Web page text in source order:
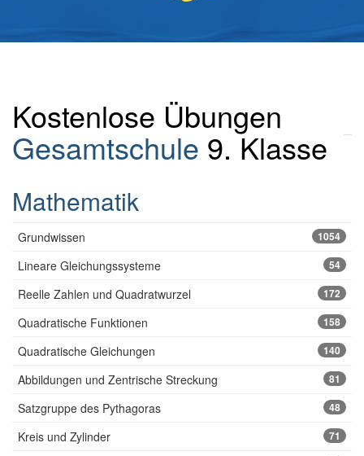
Kostenlose Übungen
Gesamtschule 9. Klasse
Mathematik
Grundwissen 1054
Lineare Gleichungssysteme 54
Reelle Zahlen und Quadratwurzel 172
Quadratische Funktionen 158
Quadratische Gleichungen 140
Abbildungen und Zentrische Streckung 81
Satzgruppe des Pythagoras 48
Kreis und Zylinder 71